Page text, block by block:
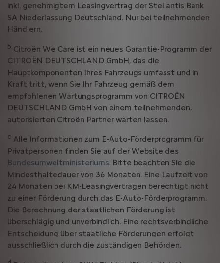
inkl. genehmigtem Leasingvertrag der Stellantis Bank
SA Niederlassung Deutschland. Nur bei teilnehmenden
Händlern.
b Citroën We Care ist ein neues Garantie-Programm der
CITROËN DEUTSCHLAND GmbH, das die
Hauptkomponenten Ihres Fahrzeugs umfasst und in
Kraft tritt, wenn Sie Ihr Fahrzeug gemäß dem
empfohlenen Wartungsprogramm von CITROËN
DEUTSCHLAND GmbH von einem teilnehmenden,
autorisierten Citroën Partner warten lassen.
c Alle Informationen zum E-Auto-Förderprogramm für
Privatpersonen finden Sie auf der Website des
Bundesumweltministeriums. Bitte beachten Sie die
Mindesthaltedauer von 36 Monaten. Eine Laufzeit von
24 Monaten bei KM-Leasingverträgen berechtigt nicht
zu einer Förderung durch das E-Auto-Förderprogramm.
Die Berechnung der staatlichen Förderung ist
überschlägig und unverbindlich. Eine rechtsverbindliche
Entscheidung über staatliche Förderungen erfolgt
ausschließlich durch die zuständigen Behörden.